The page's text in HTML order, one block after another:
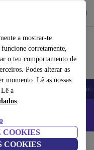
a mostrar-te
corretamente,
o teu comportamento de
Podes alterar as
momento. Lê as nossas
a
.
COOKIES
COOKIES
– Código: